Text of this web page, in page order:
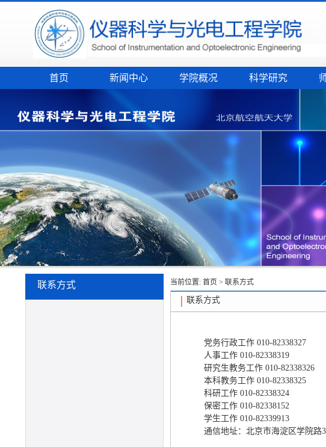
首页 新闻中心 学院概况 科学研究
联系方式 当前位置: 首页 > 联系方式
联系方式
党务行政工作 010-82338327
人事工作 010-82338319
研究生教务工作 010-82338326
本科教务工作 010-82338325
科研工作 010-82338324
保密工作 010-82338152
学生工作 010-82339913
通信地址：北京市海淀区学院路